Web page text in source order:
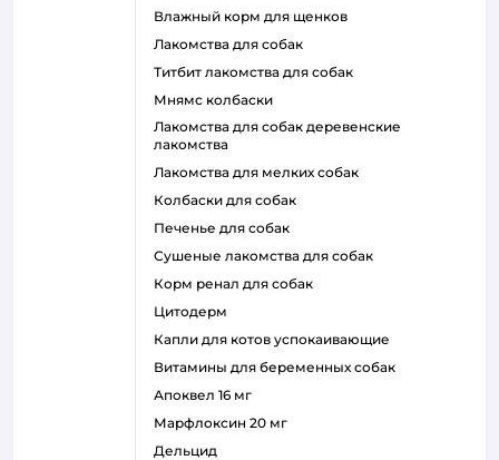
влажный корм для щенков
лакомства для собак
титбит лакомства для собак
мнямс колбаски
лакомства для собак деревенские
лакомства
лакомства для мелких собак
колбаски для собак
печенье для собак
сушеные лакомства для собак
корм ренал для собак
цитодерм
капли для котов успокаивающие
витамины для беременных собак
апоквел 16 мг
марфлоксин 20 мг
дельцид